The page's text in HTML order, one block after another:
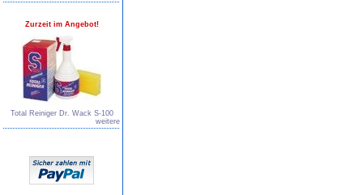
Zurzeit im Angebot!
Total Reiniger Dr. Wack S-100
weitere